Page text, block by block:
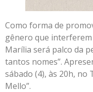
Como forma de
gênero que
Marília será palco da
tantos nomes”.
sábado (4), às 20h, no
Mello”.